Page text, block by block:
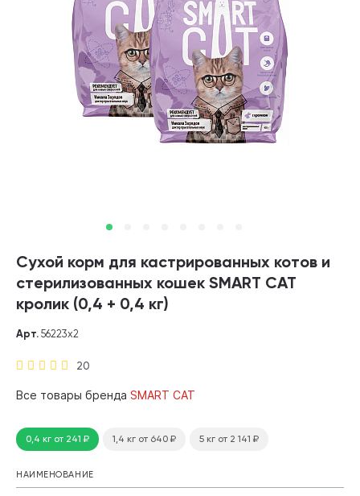
Сухой корм для кастрированных котов и
стерилизованных кошек SMART CAT
кролик (0,4 + 0,4 кг)
20
Арт. 56223х2
Все товары бренда SMART CAT
0,4 кг от 241₽ 1,4 кг от 640 ₽ 5 кг от 2 141 ₽
НАИМЕНОВАНИЕ